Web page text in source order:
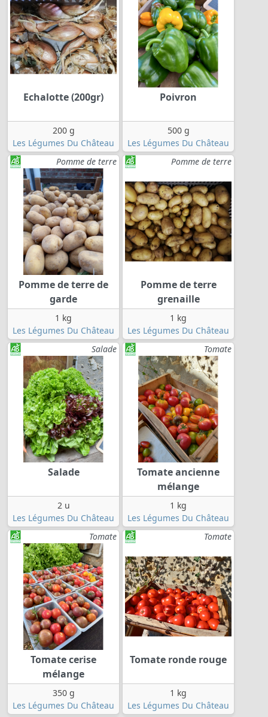
Echalotte (200gr)
200 g
Les Légumes Du Château
Poivron
500 g
Les Légumes Du Château
Pomme de terre
Pomme de terre de
garde
1 kg
Les Légumes Du Château
Pomme de terre
Pomme de terre
grenaille
1 kg
Les Légumes Du Château
Salade
Salade
2 u
Les Légumes Du Château
Tomate
Tomate ancienne
mélange
1 kg
Les Légumes Du Château
Tomate
Tomate cerise
mélange
350 g
Les Légumes Du Château
Tomate
Tomate ronde rouge
1 kg
Les Légumes Du Château